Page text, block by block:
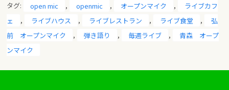
とはありません。なお、本人の求めによる個人情報の開示、
訂正、追加若しくは削除又は利用目的の通知については、法
令に従いこれを行うとともに、ご意見、ご相談に関して適切
タグ: open mic , openmic , オープンマイク ,
ライブカフ
ェ
, ライブハウス , ライブレストラン , ライブ食堂 ,
弘
前 オープンマイク
, 弾き語り , 毎週ライブ ,
青森 オープ
ンマイク